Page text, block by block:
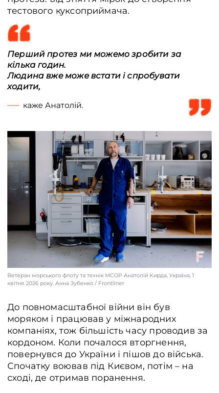
тестового куксоприймача.
Перший протез ми можемо зробити за
кілька годин.
Людина вже може встати і спробувати
ходити,
каже Анатолій.
Ветеран морського флоту та технік MCOP Анатолій Кирда, Україна, 1
квітня 2026 року. Анна Зубенко / Frontliner
До повномасштабної війни він був
моряком і працював у міжнародних
компаніях, тож більшість часу проводив за
кордоном. Коли почалося вторгнення,
повернувся до України і пішов до війська.
Спочатку воював під Києвом, потім – на
сході, де отримав поранення.